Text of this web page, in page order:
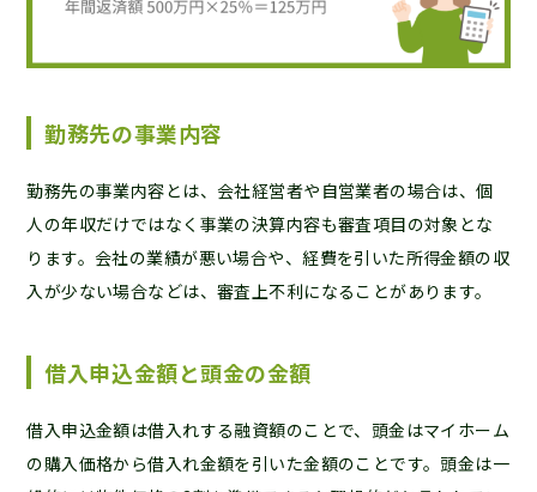
勤務先の事業内容
勤務先の事業内容とは、会社経営者や自営業者の場合は、個
人の年収だけではなく事業の決算内容も審査項目の対象とな
ります。会社の業績が悪い場合や、経費を引いた所得金額の収
入が少ない場合などは、審査上不利になることがあります。
借入申込金額と頭金の金額
借入申込金額は借入れする融資額のことで、頭金はマイホーム
の購入価格から借入れ金額を引いた金額のことです。頭金は一